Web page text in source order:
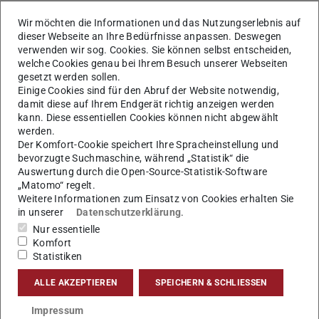
generalization of parametric templates to be able to use
this highly flexible implicit representation for broader
applications. Parametric Templates can be used to
generate numerous new objects from a single
parametrized template. Also, parts of the templates can
be reused and recombined. Therefore parametric
templates overcome the native problems of explicit
representations like triangle meshes.
Parametric Templates explained
Parametric Templates are used to generate 3D objects.
The templates include a set of parameters defining the
main characteristics of an object. Dependent on the
parameter values differently shaped 3D objects are
generated by the template.
Wir möchten die Informationen und das Nutzungserlebnis auf
dieser Webseite an Ihre Bedürfnisse anpassen. Deswegen
verwenden wir sog. Cookies. Sie können selbst entscheiden,
welche Cookies genau bei Ihrem Besuch unserer Webseiten
gesetzt werden sollen.
Einige Cookies sind für den Abruf der Website notwendig,
damit diese auf Ihrem Endgerät richtig anzeigen werden
kann. Diese essentiellen Cookies können nicht abgewählt
werden.
Der Komfort-Cookie speichert Ihre Spracheinstellung und
bevorzugte Suchmaschine, während „Statistik“ die
Auswertung durch die Open-Source-Statistik-Software
„Matomo“ regelt.
Weitere Informationen zum Einsatz von Cookies erhalten Sie
in unserer
Datenschutzerklärung.
Nur essentielle
Komfort
Statistiken
ALLE AKZEPTIEREN SPEICHERN & SCHLIESSEN
Impressum